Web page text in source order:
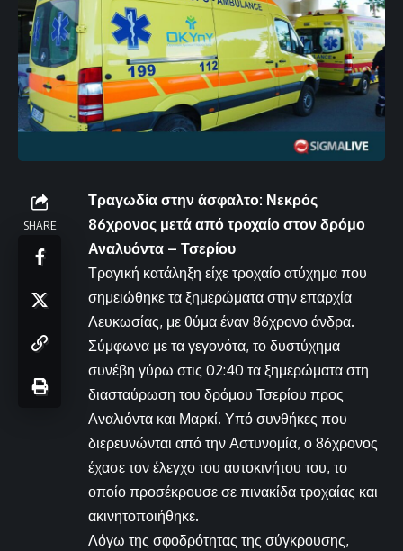
SHARE
Τραγωδία στην άσφαλτο: Νεκρός
86χρονος μετά από τροχαίο στον δρόμο
Αναλυόντα – Τσερίου
Τραγική κατάληξη είχε τροχαίο ατύχημα που
σημειώθηκε τα ξημερώματα στην επαρχία
Λευκωσίας, με θύμα έναν 86χρονο άνδρα.
Σύμφωνα με τα γεγονότα, το δυστύχημα
συνέβη γύρω στις 02:40 τα ξημερώματα στη
διασταύρωση του δρόμου Τσερίου προς
Αναλιόντα και Μαρκί. Υπό συνθήκες που
διερευνώνται από την Αστυνομία, ο 86χρονος
έχασε τον έλεγχο του αυτοκινήτου του, το
οποίο προσέκρουσε σε πινακίδα τροχαίας και
ακινητοποιήθηκε.
Λόγω της σφοδρότητας της σύγκρουσης,